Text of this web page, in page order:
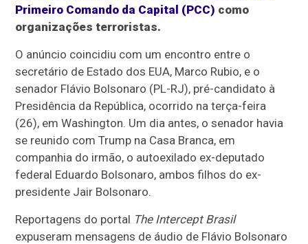
Primeiro Comando da Capital (PCC) como
organizações terroristas.
O anúncio coincidiu com um encontro entre o
secretário de Estado dos EUA, Marco Rubio, e o
senador Flávio Bolsonaro (PL-RJ), pré-candidato à
Presidência da República, ocorrido na terça-feira
(26), em Washington. Um dia antes, o senador havia
se reunido com Trump na Casa Branca, em
companhia do irmão, o autoexilado ex-deputado
federal Eduardo Bolsonaro, ambos filhos do ex-
presidente Jair Bolsonaro.
Reportagens do portal The Intercept Brasil
expuseram mensagens de áudio de Flávio Bolsonaro